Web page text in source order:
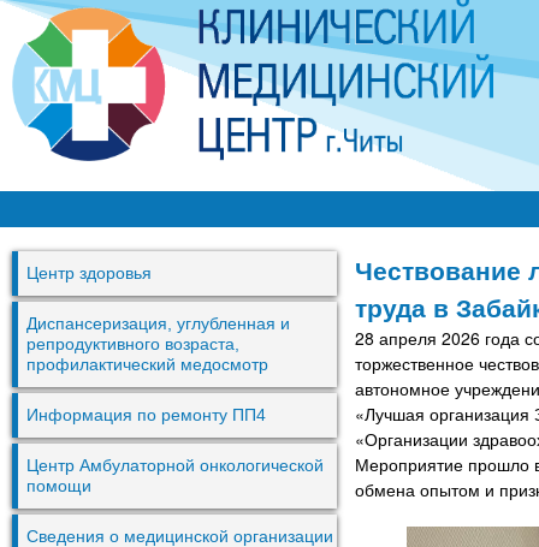
к
М
Ц
Ч
и
ы
Чествование
труда в
28 апреля 2026 года
торжественное
автономное
«Лучшая организация
«Организации
Мероприятие прошло
обмена опытом и
Центр здоровья
Диспансеризация, углубленная и
репродуктивного возраста,
профилактический медосмотр
Информация по ремонту ПП4
Центр Амбулаторной онкологической
помощи
Сведения о медицинской организации